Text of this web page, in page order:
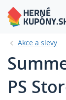
Akce a slevy
PS